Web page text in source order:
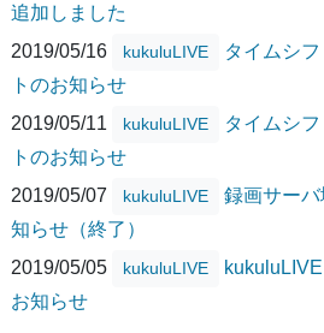
追加しました
2019/05/16
kukuluLIVE
タイムシ
トのお知らせ
2019/05/11
kukuluLIVE
タイムシ
トのお知らせ
2019/05/07
kukuluLIVE
録画サー
知らせ（終了）
2019/05/05
kukuluLIVE
お知らせ